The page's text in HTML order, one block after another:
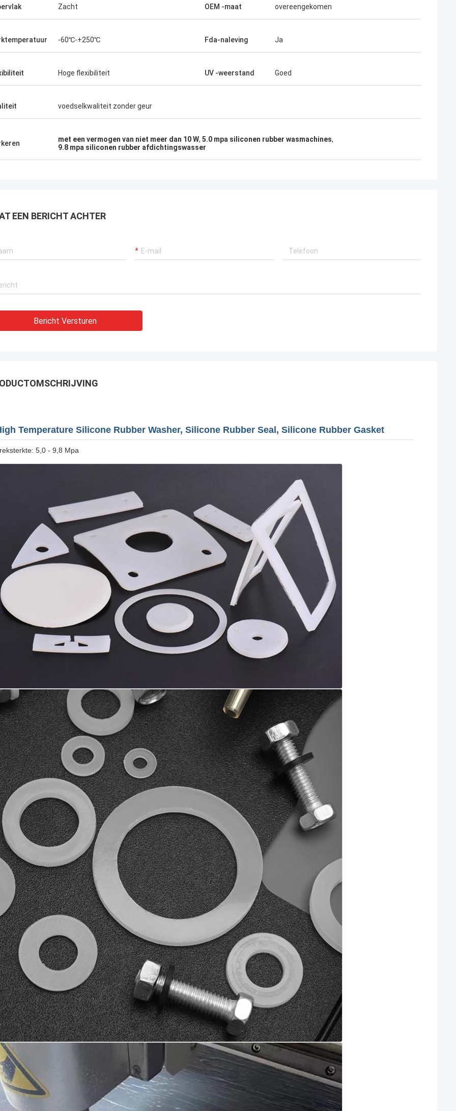
Zacht OEM -maat overeengekomen
-60℃-+250℃ Fda-naleving Ja
Hoge flexibiliteit UV -weerstand Goed
voedselkwaliteit zonder geur
met een vermogen van niet meer dan 10 W, 5.0 mpa siliconen rubber wasmachines,
9.8 mpa siliconen rubber afdichtingswasser
EEN BERICHT ACHTER
Bericht Versturen
Temperature Silicone Rubber Washer, Silicone Rubber Seal, Silicone Rubber Gasket
5,0 - 9,8 Mpa